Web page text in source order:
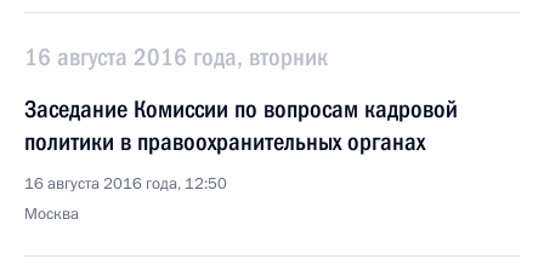
16 августа 2016 года, вторник
Заседание Комиссии по вопросам кадровой
политики в правоохранительных органах
16 августа 2016 года, 12:50
Москва